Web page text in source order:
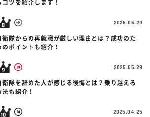
コツを紹介します！
2025.05.29
衛隊からの再就職が厳しい理由とは？成功のた
のポイントも紹介！
2025.05.29
衛隊を辞めた人が感じる後悔とは？乗り越える
法も紹介！
2025.04.25